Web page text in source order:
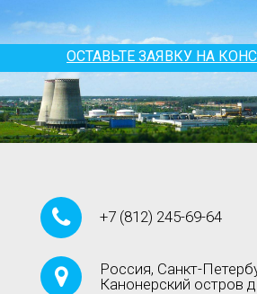
ОСТАВЬТЕ ЗАЯВКУ НА
+7 (812) 245-69-64
Россия, Санкт-
Канонерский остров